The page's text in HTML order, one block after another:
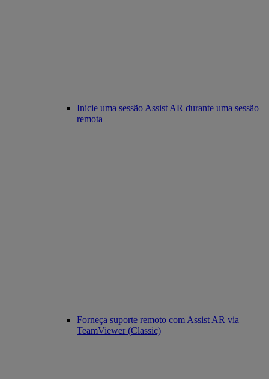
Inicie uma sessão Assist AR durante uma sessão
remota
Forneça suporte remoto com Assist AR via
TeamViewer (Classic)